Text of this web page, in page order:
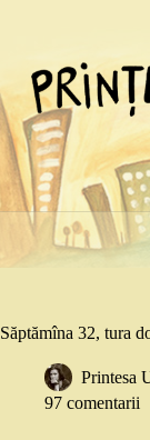
Săptămîna 32, tura
Printesa
97 comentarii